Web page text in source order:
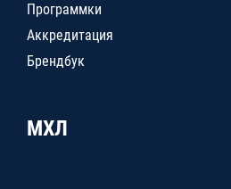
Программки
Аккредитация
Брендбук
МХЛ